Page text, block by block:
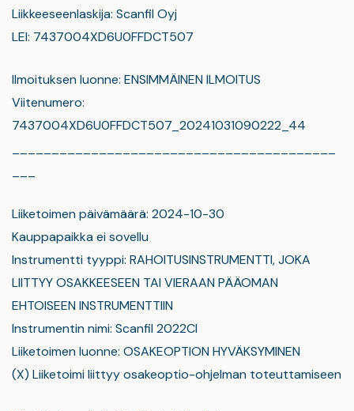
Liikkeeseenlaskija: Scanfil Oyj
LEI: 7437004XD6U0FFDCT507
Ilmoituksen luonne: ENSIMMÄINEN ILMOITUS
Viitenumero:
7437004XD6U0FFDCT507_20241031090222_44
Liiketoimen päivämäärä: 2024-10-30
Kauppapaikka ei sovellu
Instrumentti tyyppi: RAHOITUSINSTRUMENTTI, JOKA
LIITTYY OSAKKEESEEN TAI VIERAAN PÄÄOMAN
EHTOISEEN INSTRUMENTTIIN
Instrumentin nimi: Scanfil 2022CI
Liiketoimen luonne: OSAKEOPTION HYVÄKSYMINEN
(X) Liiketoimi liittyy osakeoptio-ohjelman toteuttamiseen